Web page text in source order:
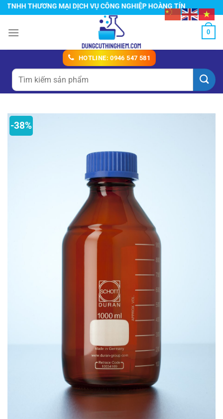
Chuyển
đến
nội
THƯƠNG MẠI DỊCH VỤ CÔNG NGHIỆP HOÀNG TÍN
0
HOTLINE: 0946 547 581
Tìm
kiếm:
-38%